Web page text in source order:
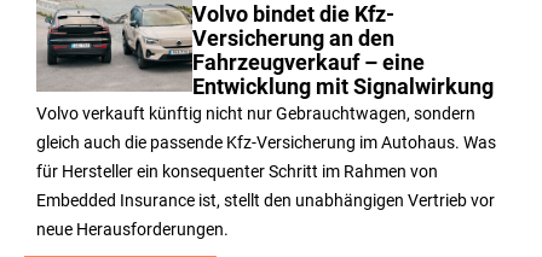
Volvo bindet die Kfz-
Versicherung an den
Fahrzeugverkauf – eine
Entwicklung mit Signalwirkung
Volvo verkauft künftig nicht nur Gebrauchtwagen, sondern
gleich auch die passende Kfz-Versicherung im Autohaus. Was
für Hersteller ein konsequenter Schritt im Rahmen von
Embedded Insurance ist, stellt den unabhängigen Vertrieb vor
neue Herausforderungen.